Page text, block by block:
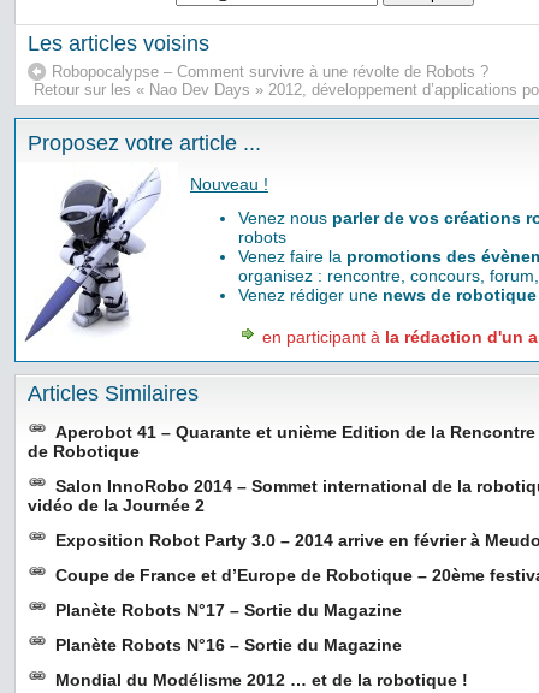
Les articles voisins
Robopocalypse – Comment survivre à une révolte de Robots ?
Retour sur les « Nao Dev Days » 2012, développement d’applications
Proposez votre article ...
Nouveau !
Venez nous parler de vos créations
robots
Venez faire la promotions des
organisez : rencontre, concours,
Venez rédiger une news de robotique
en participant à la rédaction d'un
Articles Similaires
Aperobot 41 – Quarante et unième Edition de la
de Robotique
Salon InnoRobo 2014 – Sommet international de la
vidéo de la Journée 2
Exposition Robot Party 3.0 – 2014 arrive en février à
Coupe de France et d’Europe de Robotique – 20ème
Planète Robots N°17 – Sortie du Magazine
Planète Robots N°16 – Sortie du Magazine
Mondial du Modélisme 2012 … et de la robotique !